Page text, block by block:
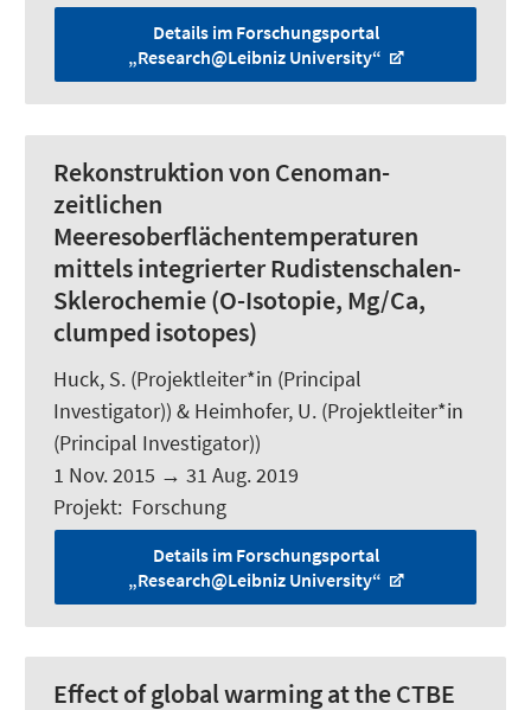
Details im Forschungsportal
„Research@Leibniz University“
Rekonstruktion von Cenoman-
zeitlichen
Meeresoberflächentemperaturen
mittels integrierter Rudistenschalen-
Sklerochemie (O-Isotopie, Mg/Ca,
clumped isotopes)
Huck, S. (Projektleiter*in (Principal
Investigator)) & Heimhofer, U. (Projektleiter*in
(Principal Investigator))
1 Nov. 2015 → 31 Aug. 2019
Projekt: Forschung
Details im Forschungsportal
„Research@Leibniz University“
Effect of global warming at the CTBE